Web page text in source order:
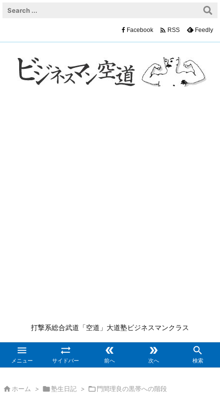
打撃系総合武道「空道」大道塾ビジネスマンクラス

メニュー

サイドバー

前へ

次へ

検索
Facebook  RSS Feedly
 ホーム > 塾生日記 > 門間理良の黒帯への階段